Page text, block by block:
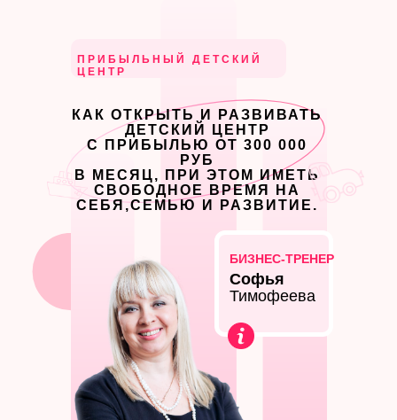
КАК ОТКРЫТЬ И РАЗВИВАТЬ
ДЕТСКИЙ ЦЕНТР
С ПРИБЫЛЬЮ ОТ 300 000
РУБ
В МЕСЯЦ, ПРИ ЭТОМ ИМЕТЬ
СВОБОДНОЕ ВРЕМЯ НА
СЕБЯ,СЕМЬЮ И РАЗВИТИЕ.
ПРИБЫЛЬНЫЙ ДЕТСКИЙ
ЦЕНТР
Софья
Тимофеева
БИЗНЕС-ТРЕНЕР